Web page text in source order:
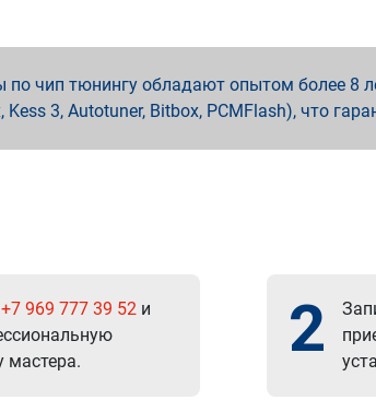
по чип тюнингу обладают опытом более 8
Kess 3, Autotuner, Bitbox, PCMFlash), что
+7 969 777 39 52 и
мастера.
2